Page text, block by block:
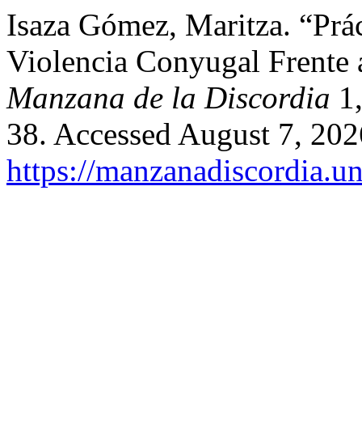
Isaza Gómez, Maritza.
Violencia Conyugal
Manzana de la Discordia
38. Accessed August 7,
https://